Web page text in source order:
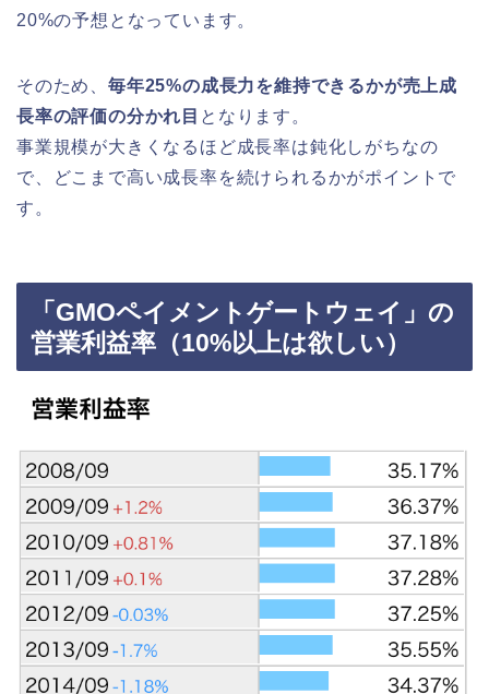
20%の予想となっています。
そのため、 毎年25%の成長力を維持できるかが売上成
長率の評価の分かれ目 となります。
事業規模が大きくなるほど成長率は鈍化しがちなの
で、どこまで高い成長率を続けられるかがポイントで
す。
「GMOペイメントゲートウェイ」の
営業利益率（10%以上は欲しい）